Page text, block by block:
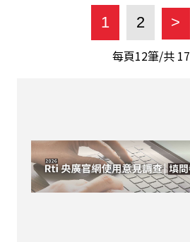
1 2 >
每頁12筆/共 17